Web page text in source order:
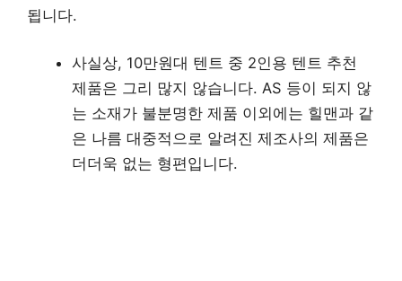
됩니다.
사실상, 10만원대 텐트 중 2인용 텐트 추천
제품은 그리 많지 않습니다. AS 등이 되지 않
는 소재가 불분명한 제품 이외에는 힐맨과 같
은 나름 대중적으로 알려진 제조사의 제품은
더더욱 없는 형편입니다.